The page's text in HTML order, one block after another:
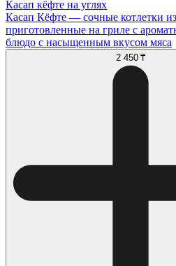
Касап кёфте на углях
Касап Кёфте — сочные котлетки
приготовленные на гриле с
блюдо с насыщенным вкусом мяса
2 450 ₸